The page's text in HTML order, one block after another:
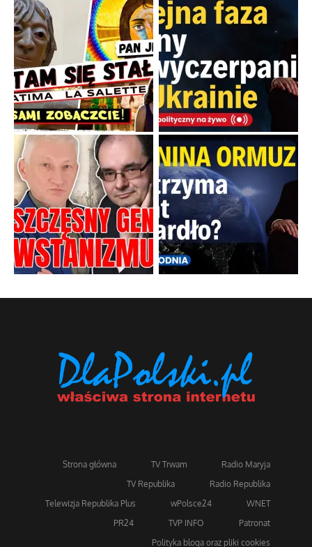
Papieskie innowacje w tradycyjnym różańcu
Gorący dylemat medytacji nad tajemnicami....
Popularne